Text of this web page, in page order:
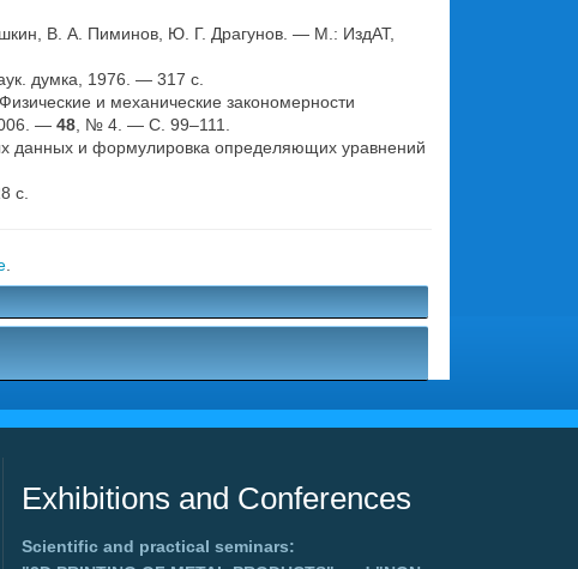
В. А. Пиминов, Ю. Г. Драгунов. — М.: ИздАТ,
думка, 1976. — 317 с.
и механические закономерности
— 48 , № 4. — С. 99–111.
данных и формулировка определяющих уравнений
с.
Exhibitions and Conferences
Scientific and practical seminars: